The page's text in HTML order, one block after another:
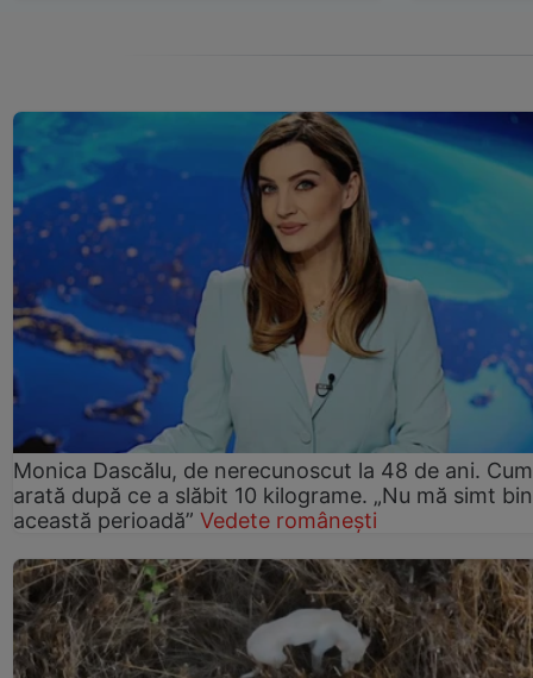
Monica Dascălu, de nerecunoscut la 48 de ani. Cum
arată după ce a slăbit 10 kilograme. „Nu mă simt
această perioadă” Vedete românești